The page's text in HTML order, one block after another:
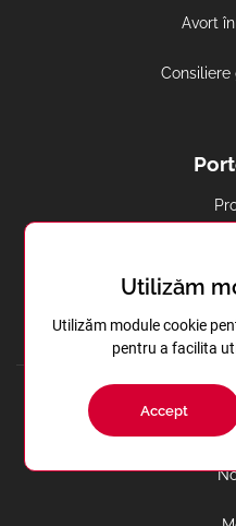
Avort
Utilizăm
Utilizăm module cookie
pentru a facilita
Accept